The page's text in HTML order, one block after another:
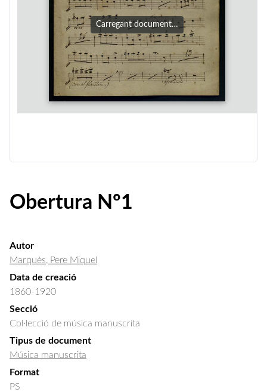
Carregant document…
Obertura Nº1
Autor
Marquès, Pere Miquel
Data de creació
1860-1920
Secció
Col·lecció de música manuscrita
Tipus de document
Música manuscrita
Format
PS